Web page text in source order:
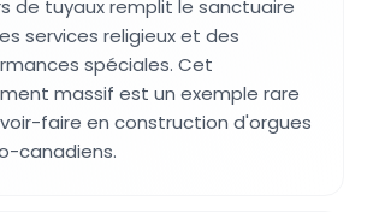
de tuyaux remplit le sanctuaire
services religieux et des
spéciales. Cet
massif est un exemple rare
faire en construction d'orgues
canadiens.